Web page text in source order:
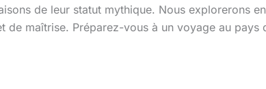
de leur statut mythique. Nous explorerons
maîtrise. Préparez-vous à un voyage au pays